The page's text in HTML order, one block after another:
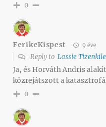
0
FerikeKispest 9 éve
Reply to Lassie
Ja, és Horváth Andris
közrejátszott a
0